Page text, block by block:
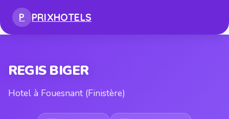
P PRIXHOTELS
REGIS BIGER
Hotel à Fouesnant (Finistère)